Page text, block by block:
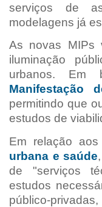
serviços de
modelagens já
As novas MIPs
iluminação
urbanos. Em
Manifestação
permitindo que
estudos de
Em relação aos
urbana e saúde
de "serviços
estudos
público-